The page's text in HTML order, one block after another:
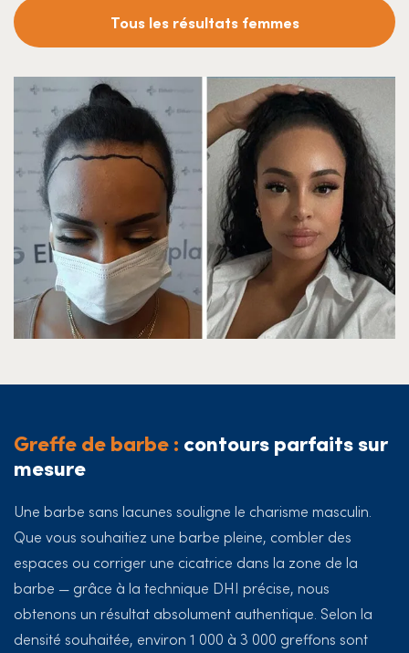
Tous les résultats femmes
Greffe de barbe : contours parfaits sur
mesure
Une barbe sans lacunes souligne le charisme masculin.
Que vous souhaitiez une barbe pleine, combler des
espaces ou corriger une cicatrice dans la zone de la
barbe — grâce à la technique DHI précise, nous
obtenons un résultat absolument authentique. Selon la
densité souhaitée, environ 1 000 à 3 000 greffons sont